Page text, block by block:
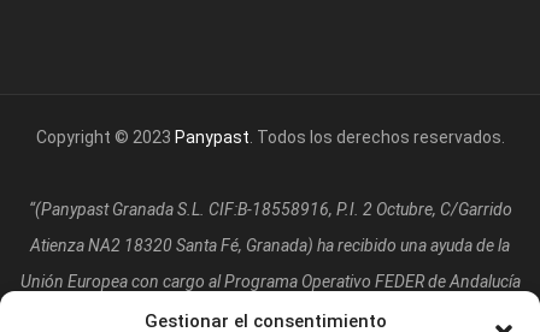
Gestionar el consentimiento
Copyright © 2023 Panypast . Todos los derechos reservados.
“(Panypast Granada S.L. CIF:B-18558916, P.I. 2 Octubre, C/Garrido
Atienza NA2 18320 Santa Fé, Granada) ha recibido una ayuda de la
Unión Europea con cargo al Programa Operativo FEDER de Andalucía
2014-2020, financiada como parte de la respuesta de la Unión a la